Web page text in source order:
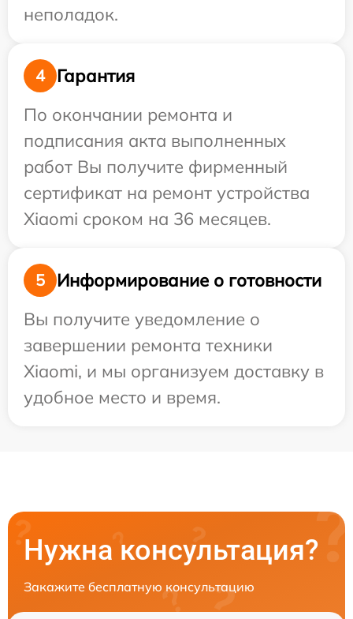
неполадок.
4
Гарантия
По окончании ремонта и
подписания акта выполненных
работ Вы получите фирменный
сертификат на ремонт устройства
Xiaomi сроком на 36 месяцев.
5
Информирование о готовности
Вы получите уведомление о
завершении ремонта техники
Xiaomi, и мы организуем доставку в
удобное место и время.
Нужна консультация?
Закажите бесплатную консультацию